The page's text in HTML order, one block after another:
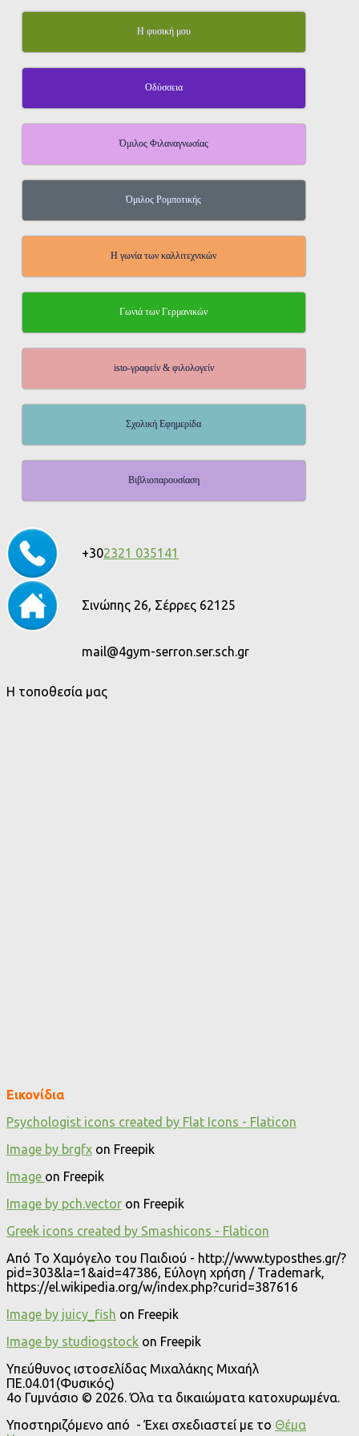
Η φυσική μου
Οδύσσεια
Όμιλος Φιλαναγνωσίας
Όμιλος Ρομποτικής
Η γωνία των καλλιτεχνικών
Γωνιά των Γερμανικών
isto-γραφείν & φιλολογείν
Σχολική Εφημερίδα
Βιβλιοπαρουσίαση
+302321 035141
Σινώπης 26, Σέρρες 62125
mail@4gym-serron.ser.sch.gr
Η τοποθεσία μας
Εικονίδια
Psychologist icons created by Flat Icons - Flaticon
Image by brgfx on Freepik
Image on Freepik
Image by pch.vector on Freepik
Greek icons created by Smashicons - Flaticon
Από Το Χαμόγελο του Παιδιού - http://www.typosthes.gr/?
pid=303&la=1&aid=47386, Εύλογη χρήση / Trademark,
https://el.wikipedia.org/w/index.php?curid=387616
Image by juicy_fish on Freepik
Image by studiogstock on Freepik
Υπεύθυνος ιστοσελίδας Μιχαλάκης Μιχαήλ
ΠΕ.04.01(Φυσικός)
4o Γυμνάσιο © 2026. Όλα τα δικαιώματα κατοχυρωμένα.
Υποστηριζόμενο από - Έχει σχεδιαστεί με το Θέμα